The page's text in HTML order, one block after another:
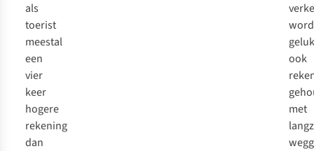
als
toerist
meestal
een
vier
keer
hogere
rekening
dan
ook
met